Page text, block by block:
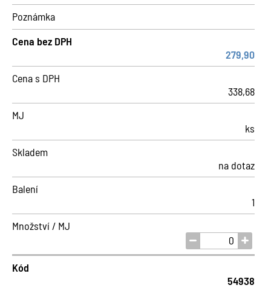
Poznámka
Cena bez DPH
279,90
Cena s DPH
338,68
MJ
ks
Skladem
na dotaz
Balení
1
Množství / MJ
Kód
54938